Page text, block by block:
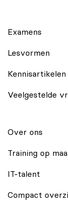
Examens
Lesvormen
Kennisartikelen
Veelgestelde
Over ons
Training op
IT-talent
Compact